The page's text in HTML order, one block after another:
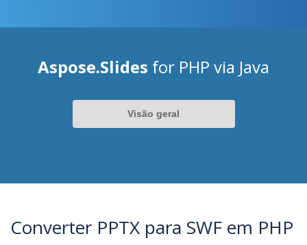
Aspose.Slides for PHP via Java
Visão geral
Converter PPTX para SWF em PHP